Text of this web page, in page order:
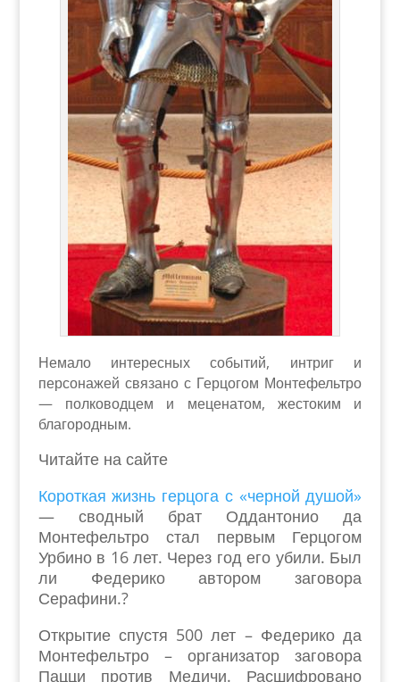
Немало интересных событий, интриг и
персонажей связано с Герцогом Монтефельтро
— полководцем и меценатом, жестоким и
благородным.
Читайте на сайте
Короткая жизнь герцога с «черной душой»
— сводный брат Оддантонио да
Монтефельтро стал первым Герцогом
Урбино в 16 лет. Через год его убили. Был
ли Федерико автором заговора
Серафини.?
Открытие спустя 500 лет – Федерико да
Монтефельтро – организатор заговора
Пацци против Медичи. Расшифровано